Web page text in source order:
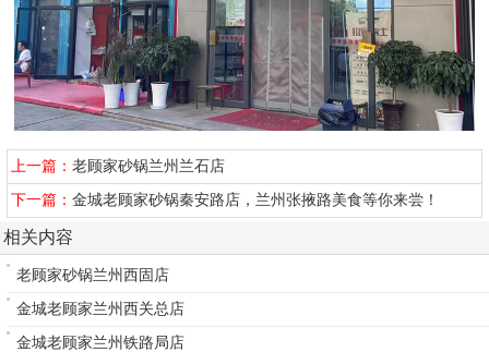
上一篇：老顾家砂锅兰州兰石店
下一篇：金城老顾家砂锅秦安路店，兰州张掖路美食等你来尝！
相关内容
老顾家砂锅兰州西固店
金城老顾家兰州西关总店
金城老顾家兰州铁路局店